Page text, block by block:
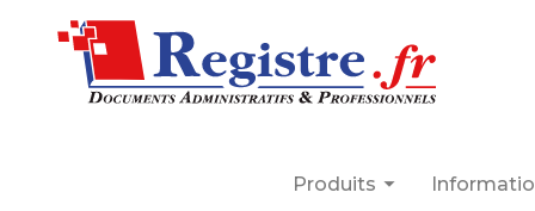
arrow_drop_down
Produits